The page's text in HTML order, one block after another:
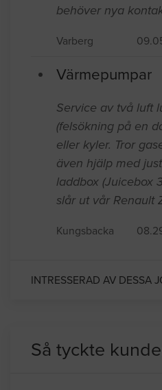
behöver nya
Varberg
Värmepumpar
Service av två luft
(felsökning på en
eller kyler. Tror
även hjälp med
laddbox (Juicebox
slår ut vår Renault
Kungsbacka
INTRESSERAD AV DESSA
Så tyckte